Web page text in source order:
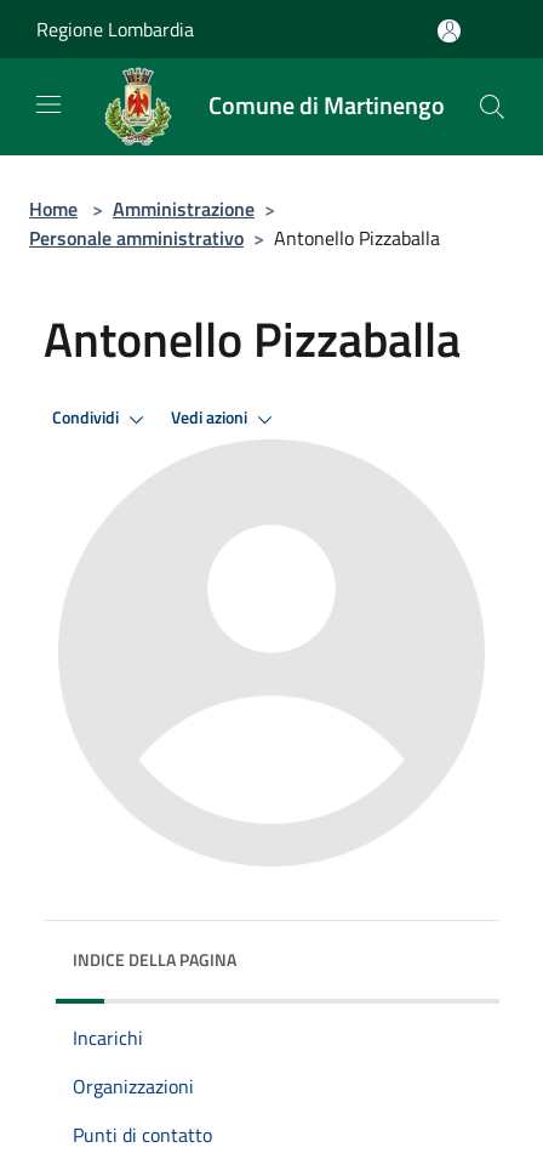
Regione Lombardia
Comune di Martinengo
Home > Amministrazione >
Personale amministrativo > Antonello Pizzaballa
Antonello Pizzaballa
Condividi Vedi azioni
INDICE DELLA PAGINA
Incarichi
Organizzazioni
Punti di contatto